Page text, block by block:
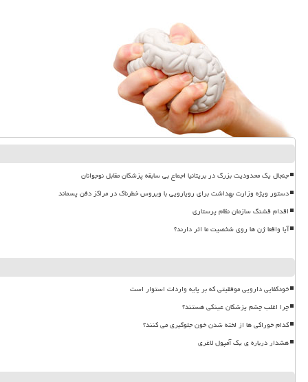
جنجال یک محدودیت بزرگ در بریتانیا اجماع بی سابقه پزشکان مقابل نوجوانان
دستور ویژه وزارت بهداشت برای رویارویی با ویروس خطرناک در مراکز دفن پسماند
اقدام قشنگ سازمان نظام پرستاری
آیا واقعا ژن ها روی شخصیت ما اثر دارند؟
خودکفایی دارویی موفقیتی که بر پایه واردات استوار است
چرا اغلب چشم پزشکان عینکی هستند؟
کدام خوراکی ها از لخته شدن خون جلوگیری می کنند؟
هشدار درباره ی یک آمپول لاغری